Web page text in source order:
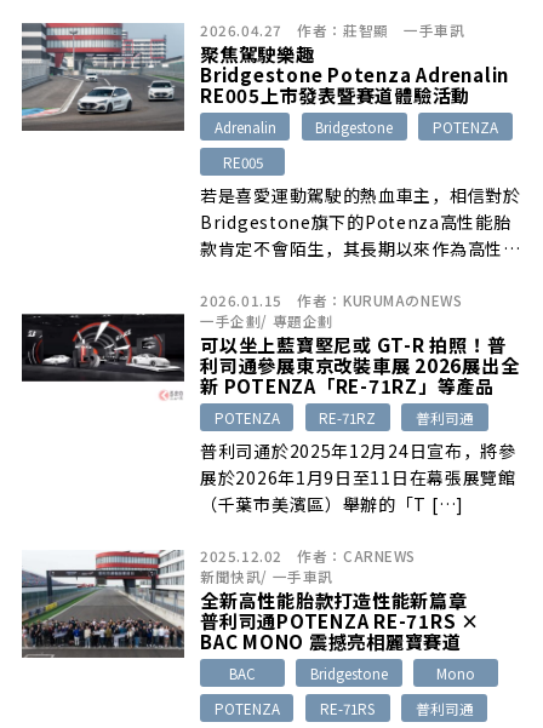
2026.04.27 作者： 莊智顯 一手車訊
聚焦駕駛樂趣
Bridgestone Potenza Adrenalin
RE005上市發表暨賽道體驗活動
Adrenalin Bridgestone
POTENZA
RE005
若是喜愛運動駕駛的熱血車主，相信對於
Bridgestone旗下的Potenza高性能胎
款肯定不會陌生，其長期以來作為高性能
駕馭延伸到日常道路上，而以「極致駕馭
樂趣」為開發理念的Pontenza
Adrenalin系列，更是讓日常駕駛也能感
受到高性能運動表現，正如此次系列最新
進化之作RE005在麗寶賽道上，確實展
現讓人欲罷不能的信心與樂趣……
2026.01.15 作者： KURUMAのNEWS
一手企劃/ 專題企劃
可以坐上藍寶堅尼或 GT-R 拍照！普
利司通參展東京改裝車展 2026展出全
新 POTENZA「RE-71RZ」等產品
POTENZA RE-71RZ 普利司通
普利司通於2025年12月24日宣布，將參
展於2026年1月9日至11日在幕張展覽館
（千葉市美濱區）舉辦的「T […]
2025.12.02 作者： CARNEWS
新聞快訊/ 一手車訊
全新高性能胎款打造性能新篇章
普利司通POTENZA RE-71RS ×
BAC MONO 震撼亮相麗寶賽道
BAC Bridgestone
Mono
POTENZA
RE-71RS 普利司通